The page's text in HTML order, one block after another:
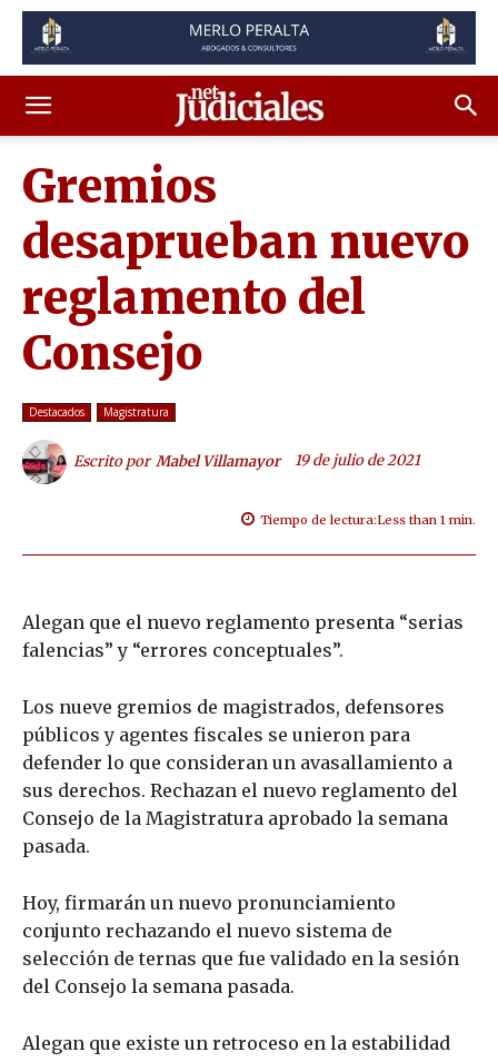
Gremios
desaprueban nuevo
reglamento del
Consejo
Destacados Magistratura
Escrito por Mabel Villamayor 19 de julio de 2021
Tiempo de lectura:Less than 1 min.
Alegan que el nuevo reglamento presenta “serias
falencias” y “errores conceptuales”.
Los nueve gremios de magistrados, defensores
públicos y agentes fiscales se unieron para
defender lo que consideran un avasallamiento a
sus derechos. Rechazan el nuevo reglamento del
Consejo de la Magistratura aprobado la semana
pasada.
Hoy, firmarán un nuevo pronunciamiento
conjunto rechazando el nuevo sistema de
selección de ternas que fue validado en la sesión
del Consejo la semana pasada.
Alegan que existe un retroceso en la estabilidad